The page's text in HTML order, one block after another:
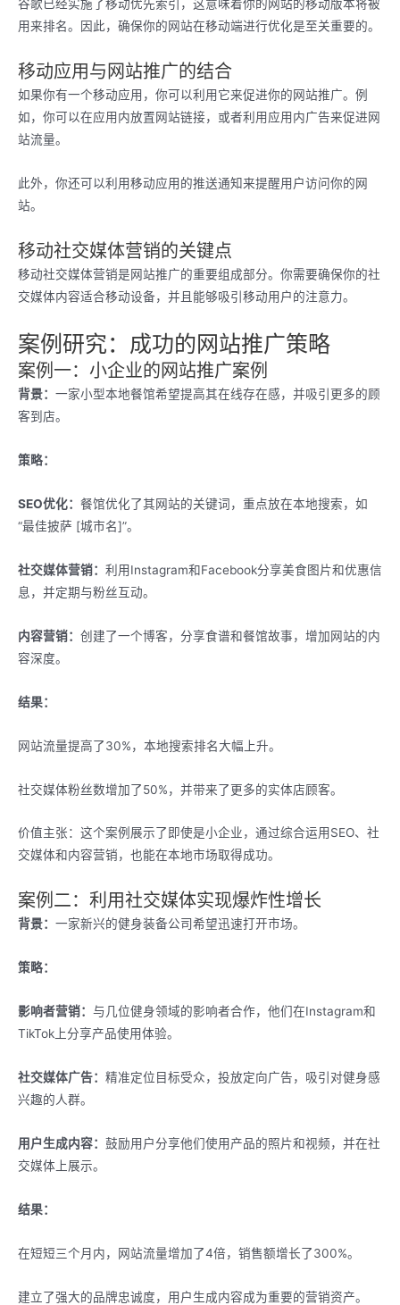
谷歌已经实施了移动优先索引，这意味着你的网站的移动版本将被
用来排名。因此，确保你的网站在移动端进行优化是至关重要的。
移动应用与网站推广的结合
如果你有一个移动应用，你可以利用它来促进你的网站推广。例
如，你可以在应用内放置网站链接，或者利用应用内广告来促进网
站流量。
此外，你还可以利用移动应用的推送通知来提醒用户访问你的网
站。
移动社交媒体营销的关键点
移动社交媒体营销是网站推广的重要组成部分。你需要确保你的社
交媒体内容适合移动设备，并且能够吸引移动用户的注意力。
案例研究：成功的网站推广策略
案例一：小企业的网站推广案例
背景： 一家小型本地餐馆希望提高其在线存在感，并吸引更多的顾
客到店。
策略：
SEO优化： 餐馆优化了其网站的关键词，重点放在本地搜索，如
“最佳披萨 [城市名]”。
社交媒体营销： 利用Instagram和Facebook分享美食图片和优惠信
息，并定期与粉丝互动。
内容营销： 创建了一个博客，分享食谱和餐馆故事，增加网站的内
容深度。
结果：
网站流量提高了30%，本地搜索排名大幅上升。
社交媒体粉丝数增加了50%，并带来了更多的实体店顾客。
价值主张：这个案例展示了即使是小企业，通过综合运用SEO、社
交媒体和内容营销，也能在本地市场取得成功。
案例二：利用社交媒体实现爆炸性增长
背景： 一家新兴的健身装备公司希望迅速打开市场。
策略：
影响者营销： 与几位健身领域的影响者合作，他们在Instagram和
TikTok上分享产品使用体验。
社交媒体广告： 精准定位目标受众，投放定向广告，吸引对健身感
兴趣的人群。
用户生成内容： 鼓励用户分享他们使用产品的照片和视频，并在社
交媒体上展示。
结果：
在短短三个月内，网站流量增加了4倍，销售额增长了300%。
建立了强大的品牌忠诚度，用户生成内容成为重要的营销资产。